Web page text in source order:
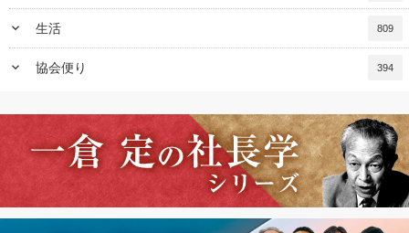
keyboard_arrow_down 生活 809
keyboard_arrow_down 協会便り 394